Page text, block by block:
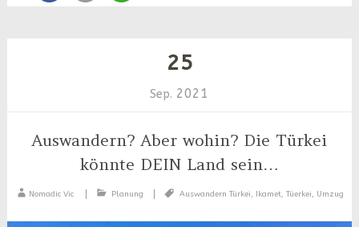
25
Sep. 2021
Auswandern? Aber wohin? Die Türkei
könnte DEIN Land sein…
Nomadic Vic Planung Auswandern Türkei, Ikamet,Tüerkei, Umzug